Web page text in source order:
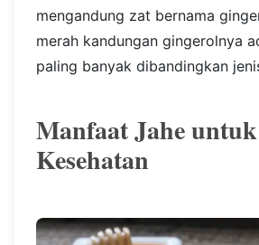
mengandung zat bernama
merah kandungan gingerolnya
paling banyak dibandingkan
Manfaat Jahe untuk
Kesehatan